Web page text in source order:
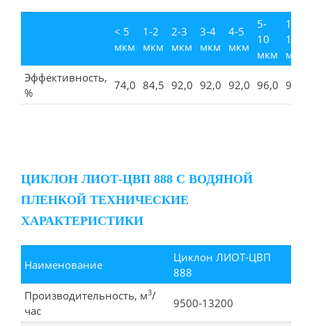
< 5
мкм
1-2
мкм
2-3
мкм
3-4
мкм
4-5
мкм
5-
10
мкм
10-
15
мкм
Эффективность,
%
74,0 84,5 92,0 92,0 92,0 96,0 98,0
ЦИКЛОН ЛИОТ-ЦВП 888 С ВОДЯНОЙ
ПЛЕНКОЙ ТЕХНИЧЕСКИЕ
ХАРАКТЕРИСТИКИ
Наименование
Циклон ЛИОТ-ЦВП
888
Производительность, м3/
час
9500-13200